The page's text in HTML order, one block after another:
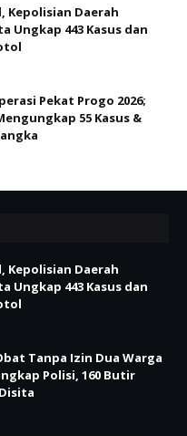
Kepolisian Daerah
Ungkap 443 Kasus dan
Pekat Progo 2026;
55 Kasus &
Kepolisian Daerah
Ungkap 443 Kasus dan
Tanpa Izin Dua Warga
Polisi, 160 Butir